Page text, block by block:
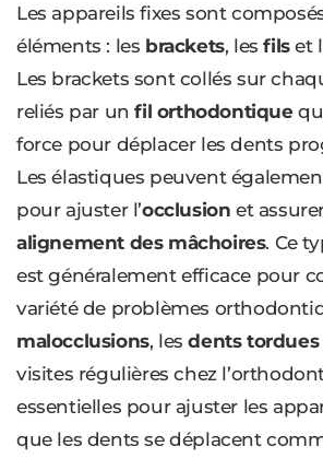
Les appareils fixes sont
éléments : les brackets, lesfilset
Les brackets sont collés sur
reliés par unfil orthodontique
force pour déplacer les dents
Les élastiques peuvent
pour ajuster l’occlusion et
alignement des mâchoires. Ce
est généralement efficace pour
variété de problèmes
malocclusions, lesdents tordues
visites régulières chez
essentielles pour ajuster les
que les dents se déplacent